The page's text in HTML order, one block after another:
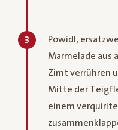
3
Powidl,
Marmelade aus
Zimt verrühren
Mitte der
einem